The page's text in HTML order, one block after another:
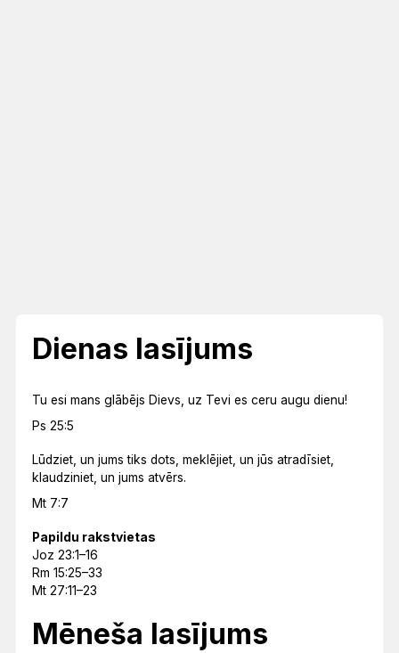
Dienas lasījums
Tu esi mans glābējs Dievs, uz Tevi es ceru augu dienu!
Ps 25:5
Lūdziet, un jums tiks dots, meklējiet, un jūs atradīsiet,
klaudziniet, un jums atvērs.
Mt 7:7
Papildu rakstvietas
Joz 23:1–16
Rm 15:25–33
Mt 27:11–23
Mēneša lasījums